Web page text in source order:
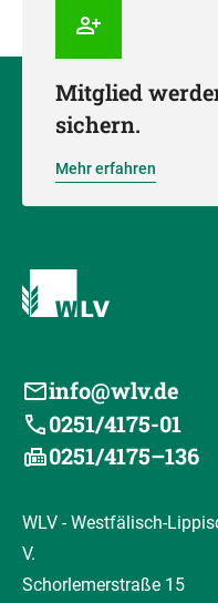
Mitglied
sichern.
Mehr erfahren
info@wlv.de
0251/4175-01
0251/4175–136
WLV - Westfälisch-
V.
Schorlemerstraße 15